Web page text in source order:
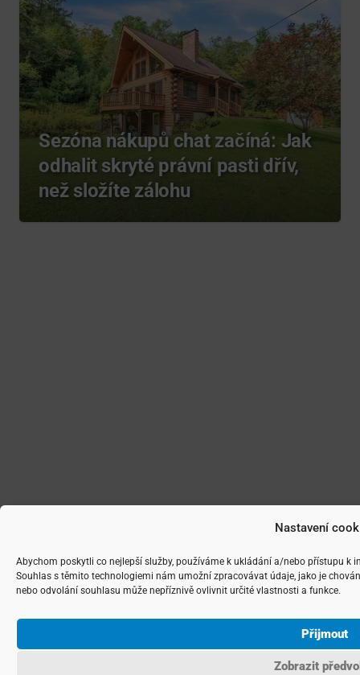
Nastavení
Abychom poskytli co nejlepší služby, používáme k ukládání a/nebo přístupu k
Souhlas s těmito technologiemi nám umožní zpracovávat údaje, jako je
nebo odvolání souhlasu může nepříznivě ovlivnit určité vlastnosti a funkce.
Přijmout
Zobrazit
Sezóna nákupů chat začíná: Jak
odhalit skryté právní pasti dřív,
než složíte zálohu
Josef Vencovský